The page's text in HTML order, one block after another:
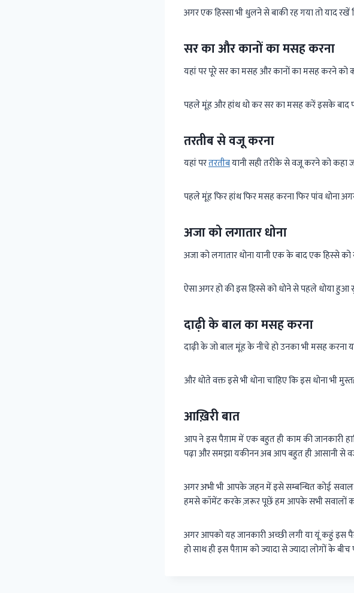
अगर एक हिस्सा भी धुलने से बाकी रह गया तो याद रखें
सर का और कानों का मसह करना
यहां पर पूरे सर का मसह और कानों का मसह करने को
पहले मूंह और हांथ धो कर सर का मसह करें इसके बाद
तरतीब से वजू करना
यहां परतरतीबयानी सही तरीके से वजू करने को कहा
पहले मूंह फिर हांथ फिर मसह करना फिर पांव धोना
अजा को लगातार धोना
अजा को लगातार धोना यानी एक के बाद एक हिस्से
ऐसा अगर हो की इस हिस्से को धोने से पहले धोया हुआ
दाढ़ी के बाल का मसह करना
दाढ़ी के जो बाल मूंह के नीचे हो उनका भी मसह करना
और धोते वक्त इसे भी धोना चाहिए कि इस धोना भी
आख़िरी बात
आप ने इस पैग़ाम में एक बहुत ही काम की जानकारी
पढ़ा और समझा यकीनन अब आप बहुत ही आसानी से
अगर अभी भी आपके जहन में इसे सम्बन्धित कोई सवाल
हमसे कॉमेंट करके ज़रूर पूछें हम आपके सभी सवालों
अगर आपको यह जानकारी अच्छी लगी या यूं कहुं इस
हो साथ ही इस पैग़ाम को ज्यादा से ज्यादा लोगों के